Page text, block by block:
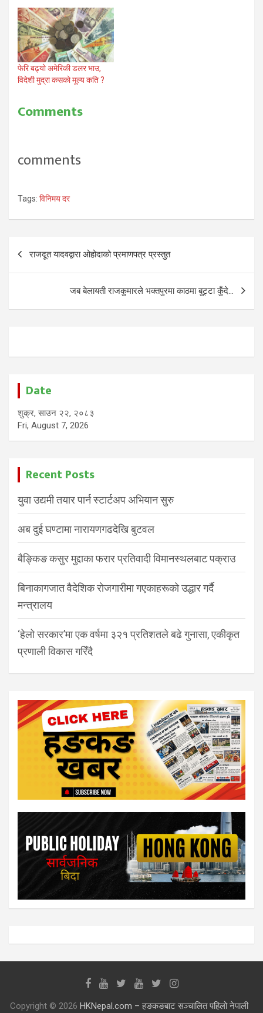
फेरि बढ्यो अमेरिकी डलर भाउ,
विदेशी मुद्रा कसको मूल्य कति ?
Comments
comments
Tags: विनिमय दर
Post
navigation
राजदूत यादवद्वारा ओहोदाको प्रमाणपत्र प्रस्तुत
जब बेलायती राजकुमारले भक्तपुरमा काठमा बुट्टा कुँदे…
Date
शुक्र, साउन २२, २०८३
Fri, August 7, 2026
Recent Posts
युवा उद्यमी तयार पार्न स्टार्टअप अभियान सुरु
अब दुई घण्टामा नारायणगढदेखि बुटवल
बैङ्किङ कसुर मुद्दाका फरार प्रतिवादी विमानस्थलबाट पक्राउ
बिनाकागजात वैदेशिक रोजगारीमा गएकाहरूको उद्धार गर्दै
मन्त्रालय
‘हेलो सरकार’मा एक वर्षमा ३२१ प्रतिशतले बढे गुनासा, एकीकृत
प्रणाली विकास गरिँदै
Copyright © 2026 HKNepal.com – हङकङबाट सञ्चालित पहिलो नेपाली